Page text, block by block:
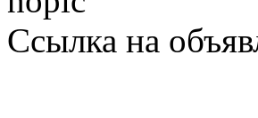
Ссылка на